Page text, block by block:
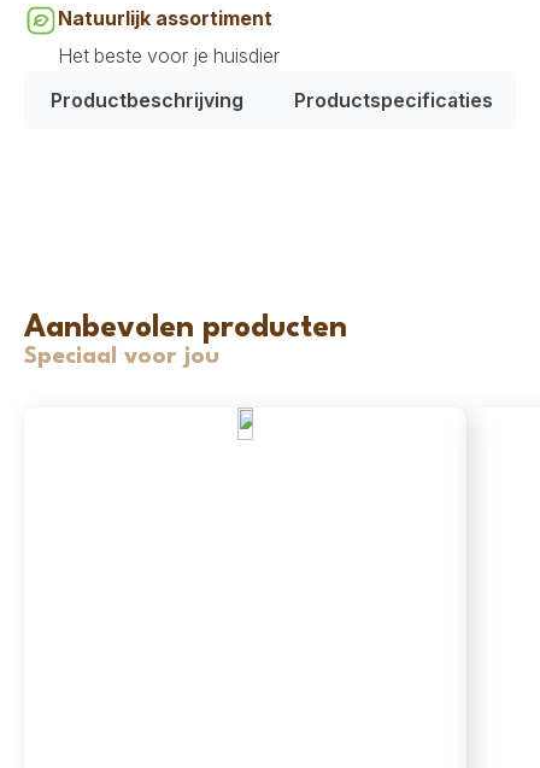
Natuurlijk assortiment
Het beste voor je huisdier
Productbeschrijving
Productspecificaties
Aanbevolen producten
Speciaal voor jou